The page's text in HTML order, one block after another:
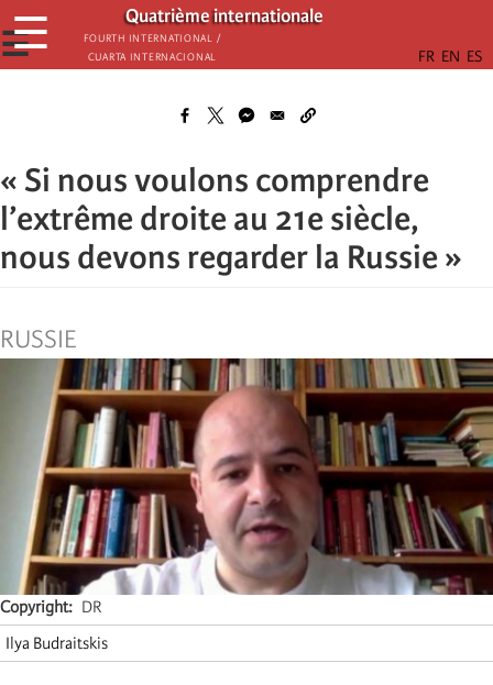
Skip
to
main
Quatrième internationale
Fourth International /
Cuarta Internacional
☰
☰
« Si nous voulons comprendre
l’extrême droite au 21e siècle,
nous devons regarder la Russie »
RUSSIE
Copyright
DR
Ilya Budraitskis